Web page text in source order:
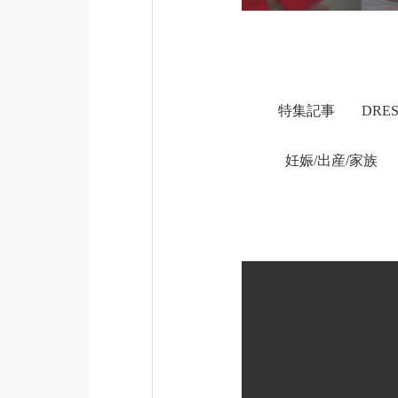
特集記事
妊娠/出産/家族